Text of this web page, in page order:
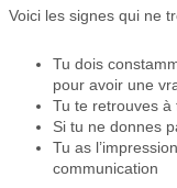
Voici les signes qui ne
Tu dois
pour avoir une
Tu te retrouves à
Si tu ne donnes
Tu as
communication